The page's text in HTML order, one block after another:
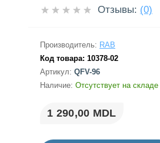
Отзывы: (0)
Производитель: RAB
Код товара: 10378-02
Артикул: QFV-96
Наличие: Отсутствует на складе
1 290,00 MDL